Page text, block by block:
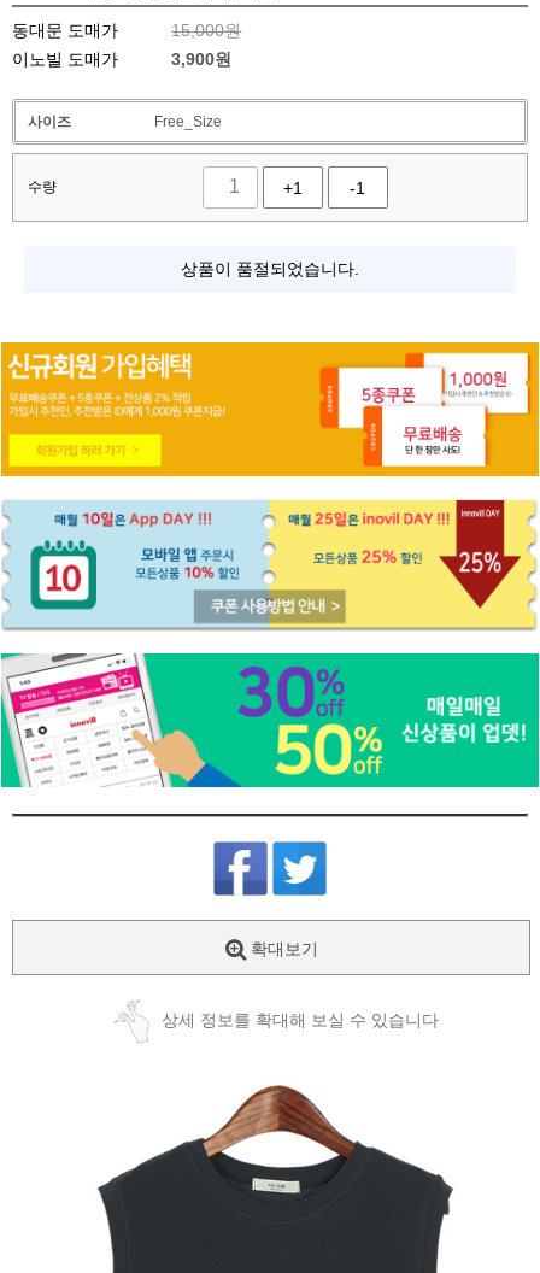
동대문 도매가
15,000원
이노빌 도매가
3,900원
사이즈 Free_Size
수량 +1 -1
상품이 품절되었습니다.
확대보기
상세 정보를 확대해 보실 수 있습니다